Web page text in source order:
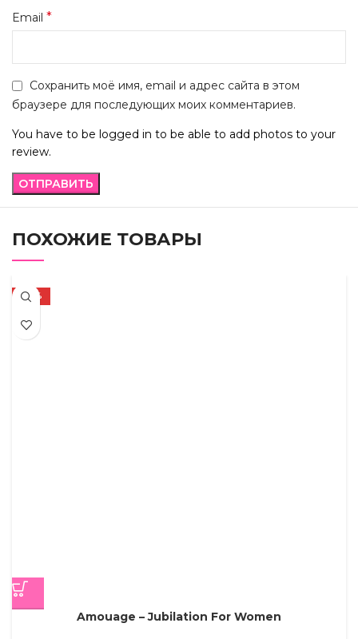
Email *
Сохранить моё имя, email и адрес сайта в этом
браузере для последующих моих комментариев.
You have to be logged in to be able to add photos to your
review.
ПОХОЖИЕ ТОВАРЫ
-72%
Amouage – Jubilation For Women